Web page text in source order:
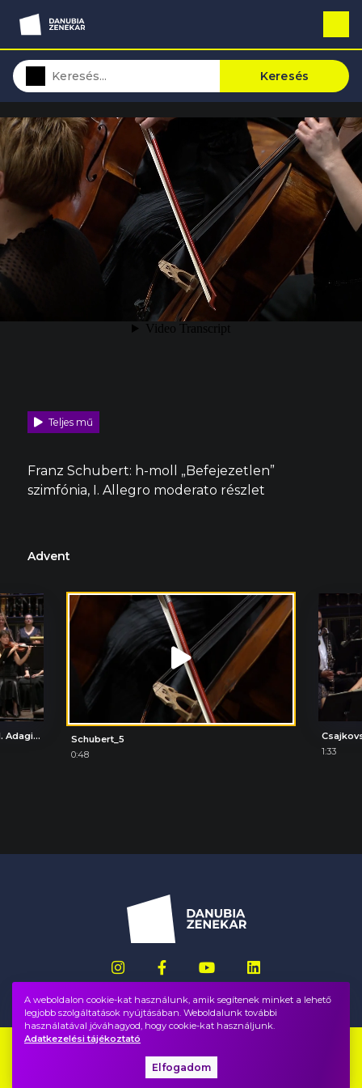
Keresés
Teljes mű
Franz Schubert: h-moll „Befejezetlen”
szimfónia, I. Allegro moderato részlet
Advent
Ludwig van Beethoven: 9. szimfónia, III. Adagio molto e cantabile
Schubert_5
0:48
1:33
A weboldalon cookie-kat használunk, amik segítenek minket a lehető
legjobb szolgáltatások nyújtásában. Weboldalunk további
használatával jóváhagyod, hogy cookie-kat használjunk.
Adatkezelési tájékoztató
Elfogadom
Impresszum
Adatvédelem, ÁSZF